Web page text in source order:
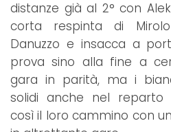
distanze già al 2° con
corta respinta di
Danuzzo e insacca a
prova sino alla fine a
gara in parità, ma i
solidi anche nel reparto
così il loro cammino con